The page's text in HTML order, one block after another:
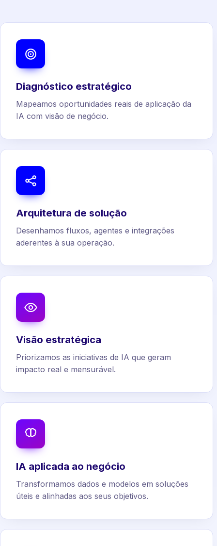
Diagnóstico estratégico
Mapeamos oportunidades reais de aplicação da
IA com visão de negócio.
Arquitetura de solução
Desenhamos fluxos, agentes e integrações
aderentes à sua operação.
Visão estratégica
Priorizamos as iniciativas de IA que geram
impacto real e mensurável.
IA aplicada ao negócio
Transformamos dados e modelos em soluções
úteis e alinhadas aos seus objetivos.